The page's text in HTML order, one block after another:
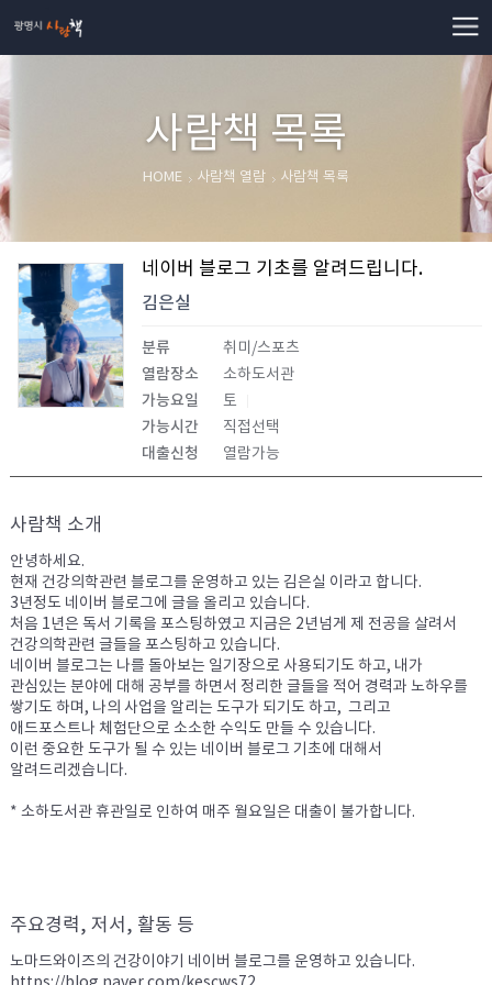
사람책 목록
HOME 사람책 열람 사람책 목록
네이버 블로그 기초를 알려드립니다.
김은실
분류 취미/스포츠
열람장소 소하도서관
가능요일 토
가능시간 직접선택
대출신청 열람가능
사람책 소개
안녕하세요.
현재 건강의학관련 블로그를 운영하고 있는 김은실 이라고 합니다.
3년정도 네이버 블로그에 글을 올리고 있습니다.
처음 1년은 독서 기록을 포스팅하였고 지금은 2년넘게 제 전공을 살려서
건강의학관련 글들을 포스팅하고 있습니다.
네이버 블로그는 나를 돌아보는 일기장으로 사용되기도 하고, 내가
관심있는 분야에 대해 공부를 하면서 정리한 글들을 적어 경력과 노하우를
쌓기도 하며, 나의 사업을 알리는 도구가 되기도 하고,  그리고
애드포스트나 체험단으로 소소한 수익도 만들 수 있습니다.
이런 중요한 도구가 될 수 있는 네이버 블로그 기초에 대해서
알려드리겠습니다.
* 소하도서관 휴관일로 인하여 매주 월요일은 대출이 불가합니다.
주요경력, 저서, 활동 등
노마드와이즈의 건강이야기 네이버 블로그를 운영하고 있습니다.